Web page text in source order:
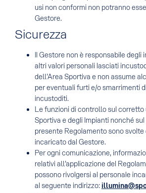
usi non conformi non potranno
Gestore.
Sicurezza
Il Gestore non è responsabile
altri valori personali lasciati
dell’Area Sportiva e non assume
per eventuali furti e/o smarrimenti
incustoditi.
Le funzioni di controllo sul corretto
Sportiva e degli Impianti nonché sul
presente Regolamento sono svolte
incaricato dal Gestore.
Per ogni comunicazione,
relativi all’applicazione del
possono rivolgersi al personale
al seguente indirizzo: